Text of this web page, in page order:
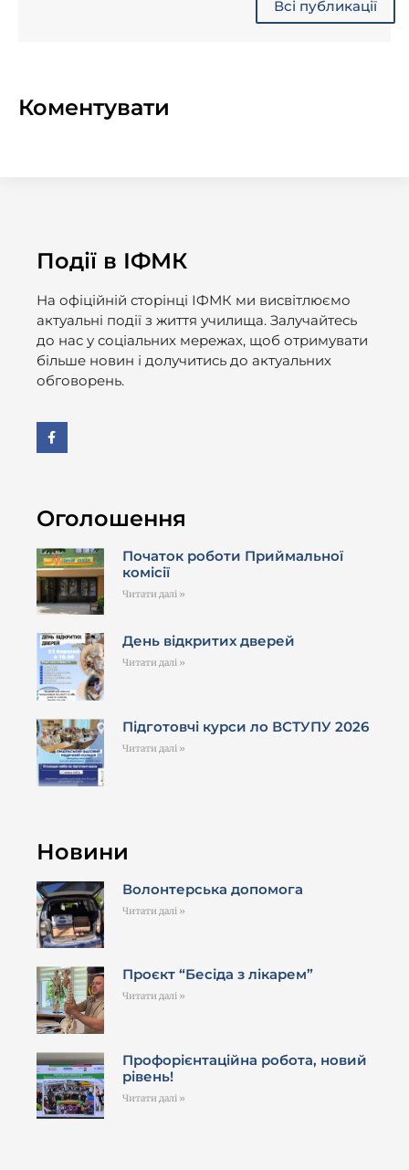
Всі публикації
Коментувати
Події в ІФМК
На офіційній сторінці ІФМК ми висвітлюємо
актуальні події з життя училища. Залучайтесь
до нас у соціальних мережах, щоб отримувати
більше новин і долучитись до актуальних
обговорень.
Оголошення
Початок роботи Приймальної
комісії
Читати далі »
День відкритих дверей
Читати далі »
Підготовчі курси ло ВСТУПУ 2026
Читати далі »
Новини
Волонтерська допомога
Читати далі »
Проєкт “Бесіда з лікарем”
Читати далі »
Профорієнтаційна робота, новий
рівень!
Читати далі »